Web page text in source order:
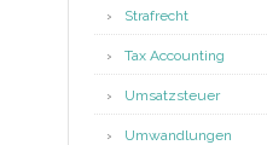
Strafrecht
Tax Accounting
Umsatzsteuer
Umwandlungen